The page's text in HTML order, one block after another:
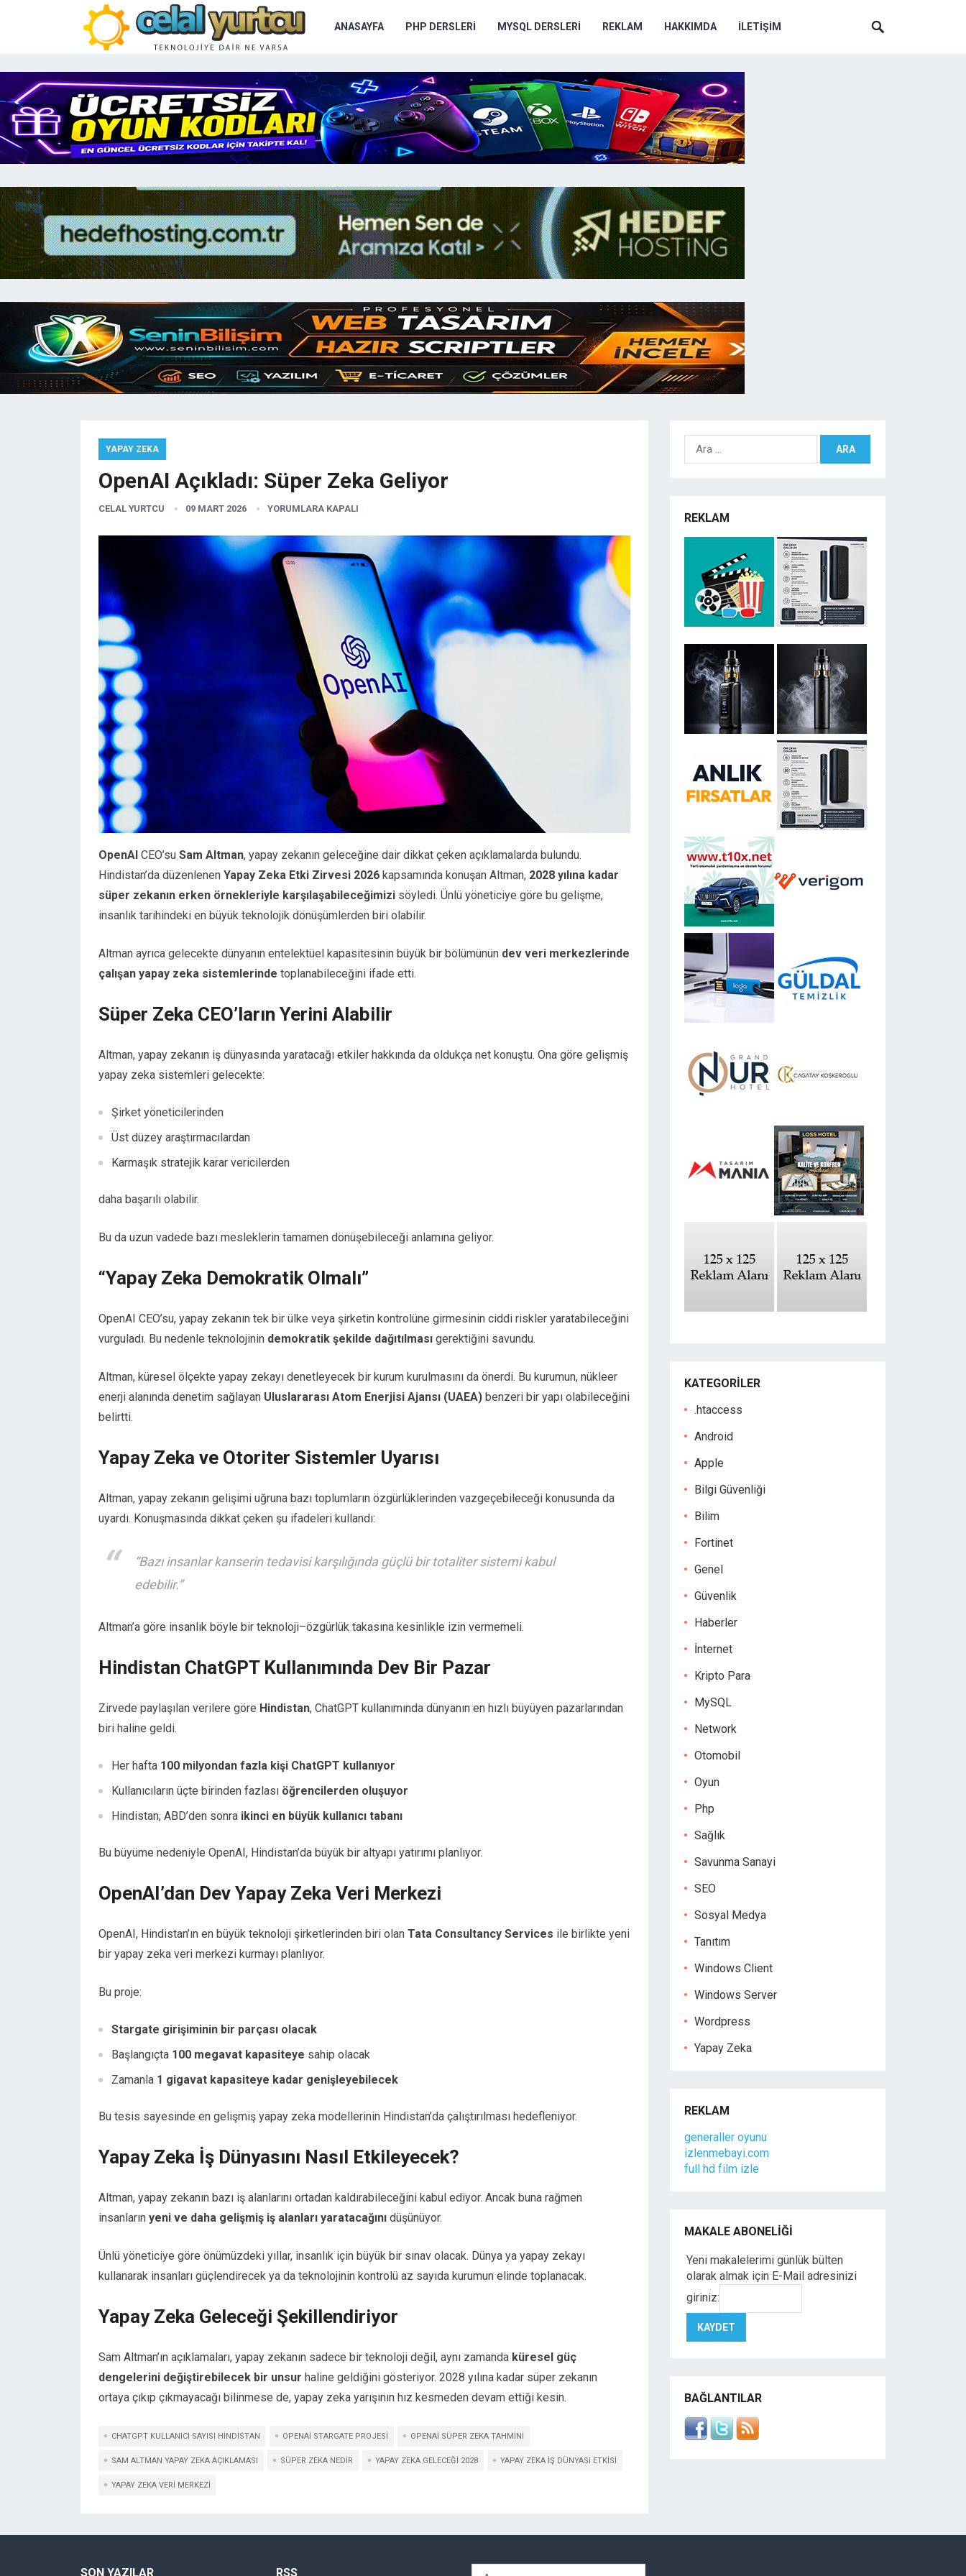
ANASAYFA PHP DERSLERI MYSQL DERSLERI REKLAM HAKKIMDA İLETIŞIM
YAPAY ZEKA
OpenAI Açıkladı: Süper Zeka Geliyor
CELAL YURTCU 09 MART 2026 YORUMLARA KAPALI
OpenAI CEO’su Sam Altman, yapay zekanın geleceğine dair dikkat çeken açıklamalarda bulundu.
Hindistan’da düzenlenen Yapay Zeka Etki Zirvesi 2026 kapsamında konuşan Altman, 2028 yılına kadar
süper zekanın erken örnekleriyle karşılaşabileceğimizi söyledi. Ünlü yöneticiye göre bu gelişme,
insanlık tarihindeki en büyük teknolojik dönüşümlerden biri olabilir.
Altman ayrıca gelecekte dünyanın entelektüel kapasitesinin büyük bir bölümünün dev veri merkezlerinde
çalışan yapay zeka sistemlerinde toplanabileceğini ifade etti.
Süper Zeka CEO’ların Yerini Alabilir
Altman, yapay zekanın iş dünyasında yaratacağı etkiler hakkında da oldukça net konuştu. Ona göre gelişmiş
yapay zeka sistemleri gelecekte:
Şirket yöneticilerinden
Üst düzey araştırmacılardan
Karmaşık stratejik karar vericilerden
daha başarılı olabilir.
Bu da uzun vadede bazı mesleklerin tamamen dönüşebileceği anlamına geliyor.
“Yapay Zeka Demokratik Olmalı”
OpenAI CEO’su, yapay zekanın tek bir ülke veya şirketin kontrolüne girmesinin ciddi riskler yaratabileceğini
vurguladı. Bu nedenle teknolojinin demokratik şekilde dağıtılması gerektiğini savundu.
Altman, küresel ölçekte yapay zekayı denetleyecek bir kurum kurulmasını da önerdi. Bu kurumun, nükleer
enerji alanında denetim sağlayan Uluslararası Atom Enerjisi Ajansı (UAEA) benzeri bir yapı olabileceğini
belirtti.
Yapay Zeka ve Otoriter Sistemler Uyarısı
Altman, yapay zekanın gelişimi uğruna bazı toplumların özgürlüklerinden vazgeçebileceği konusunda da
uyardı. Konuşmasında dikkat çeken şu ifadeleri kullandı:
“Bazı insanlar kanserin tedavisi karşılığında güçlü bir totaliter sistemi kabul
edebilir.”
Altman’a göre insanlık böyle bir teknoloji–özgürlük takasına kesinlikle izin vermemeli.
Hindistan ChatGPT Kullanımında Dev Bir Pazar
Zirvede paylaşılan verilere göre Hindistan, ChatGPT kullanımında dünyanın en hızlı büyüyen pazarlarından
biri haline geldi.
Her hafta 100 milyondan fazla kişi ChatGPT kullanıyor
Kullanıcıların üçte birinden fazlası öğrencilerden oluşuyor
Hindistan, ABD’den sonra ikinci en büyük kullanıcı tabanı
Bu büyüme nedeniyle OpenAI, Hindistan’da büyük bir altyapı yatırımı planlıyor.
OpenAI’dan Dev Yapay Zeka Veri Merkezi
OpenAI, Hindistan’ın en büyük teknoloji şirketlerinden biri olan Tata Consultancy Services ile birlikte yeni
bir yapay zeka veri merkezi kurmayı planlıyor.
Bu proje:
Stargate girişiminin bir parçası olacak
Başlangıçta 100 megavat kapasiteye sahip olacak
Zamanla 1 gigavat kapasiteye kadar genişleyebilecek
Bu tesis sayesinde en gelişmiş yapay zeka modellerinin Hindistan’da çalıştırılması hedefleniyor.
Yapay Zeka İş Dünyasını Nasıl Etkileyecek?
Altman, yapay zekanın bazı iş alanlarını ortadan kaldırabileceğini kabul ediyor. Ancak buna rağmen
insanların yeni ve daha gelişmiş iş alanları yaratacağını düşünüyor.
Ünlü yöneticiye göre önümüzdeki yıllar, insanlık için büyük bir sınav olacak. Dünya ya yapay zekayı
kullanarak insanları güçlendirecek ya da teknolojinin kontrolü az sayıda kurumun elinde toplanacak.
Yapay Zeka Geleceği Şekillendiriyor
Sam Altman’ın açıklamaları, yapay zekanın sadece bir teknoloji değil, aynı zamanda küresel güç
dengelerini değiştirebilecek bir unsur haline geldiğini gösteriyor. 2028 yılına kadar süper zekanın
ortaya çıkıp çıkmayacağı bilinmese de, yapay zeka yarışının hız kesmeden devam ettiği kesin.
CHATGPT KULLANICI SAYISI HINDISTAN OPENAI STARGATE PROJESI OPENAI SÜPER ZEKA TAHMINI
SAM ALTMAN YAPAY ZEKA AÇIKLAMASI SÜPER ZEKA NEDIR YAPAY ZEKA GELECEĞI 2028 YAPAY ZEKA IŞ DÜNYASI ETKISI
YAPAY ZEKA VERI MERKEZI
Arama:
REKLAM
KATEGORILER
.htaccess
Android
Apple
Bilgi Güvenliği
Bilim
Fortinet
Genel
Güvenlik
Haberler
İnternet
Kripto Para
MySQL
Network
Otomobil
Oyun
Php
Sağlık
Savunma Sanayi
SEO
Sosyal Medya
Tanıtım
Windows Client
Windows Server
Wordpress
Yapay Zeka
REKLAM
generaller oyunu
izlenmebayi.com
full hd film izle
MAKALE ABONELIĞI
Yeni makalelerimi günlük bülten
olarak almak için E-Mail adresinizi
giriniz:
BAĞLANTILAR
SON YAZILAR RSS Arama: